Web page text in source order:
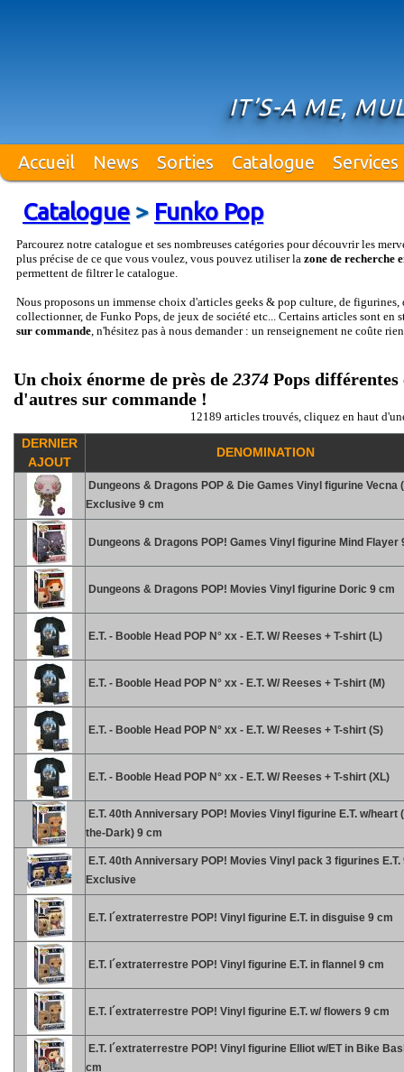
IT’S-A ME,
Accueil News Sorties Catalogue Services
Catalogue> Funko Pop
Parcourez notre catalogue et ses nombreuses catégories pour découvrir les
plus précise de ce que vous voulez, vous pouvez utiliser la zone de recherche
permettent de filtrer le catalogue.
Nous proposons un immense choix d'articles geeks & pop culture, de figurines,
collectionner, de Funko Pops, de jeux de société etc... Certains articles sont en
sur commande, n'hésitez pas à nous demander : un renseignement ne coûte
Un choix énorme de près de 2374 Pops différentes
d'autres sur commande !
12189 articles trouvés, cliquez en haut
DERNIER
AJOUT
DENOMINATION
Dungeons & Dragons POP & Die Games Vinyl figurine Vecna
Exclusive 9 cm
Dungeons & Dragons POP! Games Vinyl figurine Mind Flayer
Dungeons & Dragons POP! Movies Vinyl figurine Doric 9 cm
E.T. - Booble Head POP N° xx - E.T. W/ Reeses + T-shirt (L)
E.T. - Booble Head POP N° xx - E.T. W/ Reeses + T-shirt (M)
E.T. - Booble Head POP N° xx - E.T. W/ Reeses + T-shirt (S)
E.T. - Booble Head POP N° xx - E.T. W/ Reeses + T-shirt (XL)
E.T. 40th Anniversary POP! Movies Vinyl figurine E.T. w/heart
the-Dark) 9 cm
E.T. 40th Anniversary POP! Movies Vinyl pack 3 figurines E.T.
Exclusive
E.T. l´extraterrestre POP! Vinyl figurine E.T. in disguise 9 cm
E.T. l´extraterrestre POP! Vinyl figurine E.T. in flannel 9 cm
E.T. l´extraterrestre POP! Vinyl figurine E.T. w/ flowers 9 cm
E.T. l´extraterrestre POP! Vinyl figurine Elliot w/ET in Bike
cm